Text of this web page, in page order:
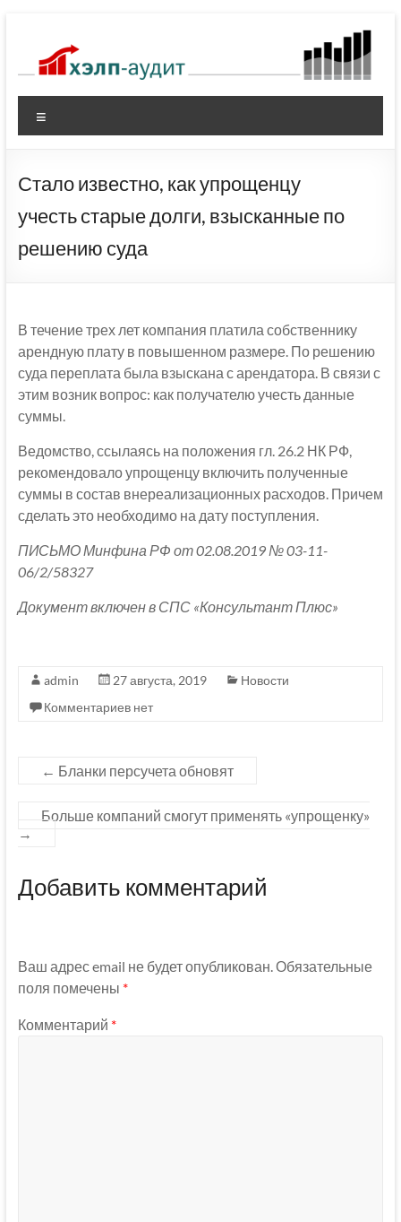
содержимому
Стало известно, как упрощенцу
учесть старые долги, взысканные по
решению суда
В течение трех лет компания платила собственнику
арендную плату в повышенном размере. По решению
суда переплата была взыскана с арендатора. В связи с
этим возник вопрос: как получателю учесть данные
суммы.
Ведомство, ссылаясь на положения гл. 26.2 НК РФ,
рекомендовало упрощенцу включить полученные
суммы в состав внереализационных расходов. Причем
сделать это необходимо на дату поступления.
ПИСЬМО Минфина РФ от 02.08.2019 № 03-11-
06/2/58327
Документ включен в СПС «Консультант Плюс»
admin 27 августа, 2019
Новости
Комментариев нет
← Бланки персучета обновят
Больше компаний смогут применять «упрощенку»
→
Добавить комментарий
Ваш адрес email не будет опубликован. Обязательные
поля помечены *
Комментарий *